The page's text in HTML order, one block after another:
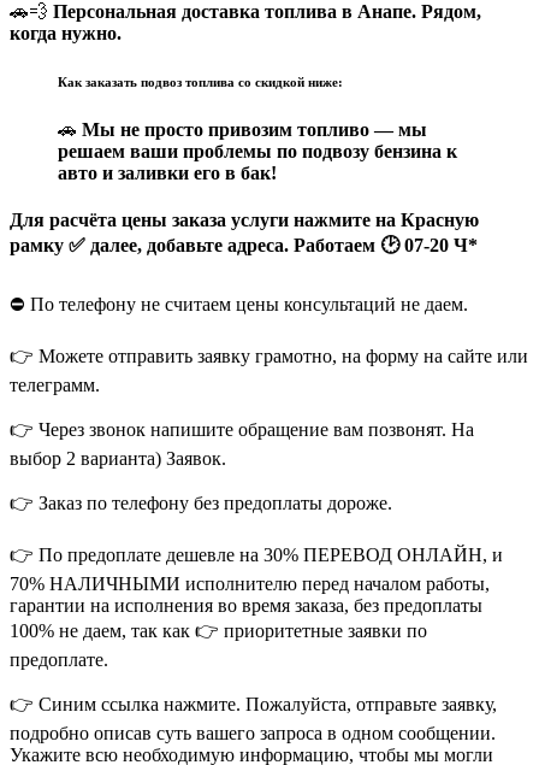
🚗💨 Персональная доставка топлива в Анапе. Рядом,
когда нужно.
Как заказать подвоз топлива со скидкой ниже:
🚗 Мы не просто привозим топливо — мы
решаем ваши проблемы по подвозу бензина к
авто и заливки его в бак!
Для расчёта цены заказа услуги нажмите на Красную
рамку ✅ далее, добавьте адреса. Работаем 🕑 07-20 Ч*
⛔️ По телефону не считаем цены консультаций не даем.
👉 Можете отправить заявку грамотно, на форму на сайте или
телеграмм.
👉 Через звонок напишите обращение вам позвонят. На
выбор 2 варианта) Заявок.
👉 Заказ по телефону без предоплаты дороже.
👉 По предоплате дешевле на 30% ПЕРЕВОД ОНЛАЙН, и
70% НАЛИЧНЫМИ исполнителю перед началом работы,
гарантии на исполнения во время заказа, без предоплаты
100% не даем, так как 👉 приоритетные заявки по
предоплате.
👉 Синим ссылка нажмите. Пожалуйста, отправьте заявку,
подробно описав суть вашего запроса в одном сообщении.
Укажите всю необходимую информацию, чтобы мы могли